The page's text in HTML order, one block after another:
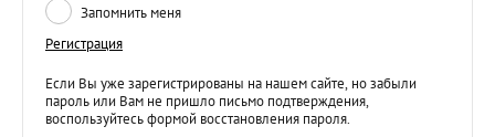
Запомнить меня
Регистрация
Если Вы уже зарегистрированы на нашем сайте, но забыли
пароль или Вам не пришло письмо подтверждения,
воспользуйтесь формой восстановления пароля.